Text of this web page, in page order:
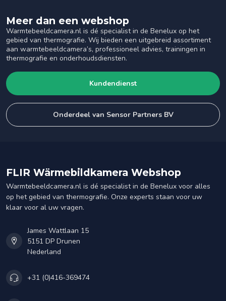
Meer dan een webshop
Warmtebeeldcamera.nl is dé specialist in de Benelux op het
gebied van thermografie. Wij bieden een uitgebreid assortiment
aan warmtebeeldcamera’s, professioneel advies, trainingen in
thermografie en onderhoudsdiensten.
Kundendienst
Onderdeel van Sensor Partners BV
FLIR Wärmebildkamera Webshop
Warmtebeeldcamera.nl is dé specialist in de Benelux voor alles
op het gebied van thermografie. Onze experts staan voor uw
klaar voor al uw vragen.
James Wattlaan 15
5151 DP Drunen
Nederland
+31 (0)416-369474